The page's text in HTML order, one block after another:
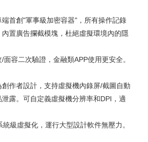
創"軍事級加密容器"，所有操作記錄
置廣告攔截模塊，杜絕虛擬環境內的隱
容二次驗證，金融類APP使用更安全。
者設計，支持虛擬機內錄屏/截圖自動
露。可自定義虛擬機分辨率和DPI，適
虛擬化，運行大型設計軟件無壓力。